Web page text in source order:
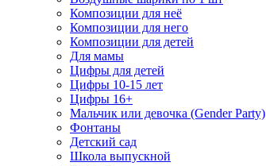
Композиции для неё
Композиции для него
Композиции для детей
Для мамы
Цифры для детей
Цифры 10-15 лет
Цифры 16+
Мальчик или девочка (Gender Party)
Фонтаны
Детский сад
Школа выпускной